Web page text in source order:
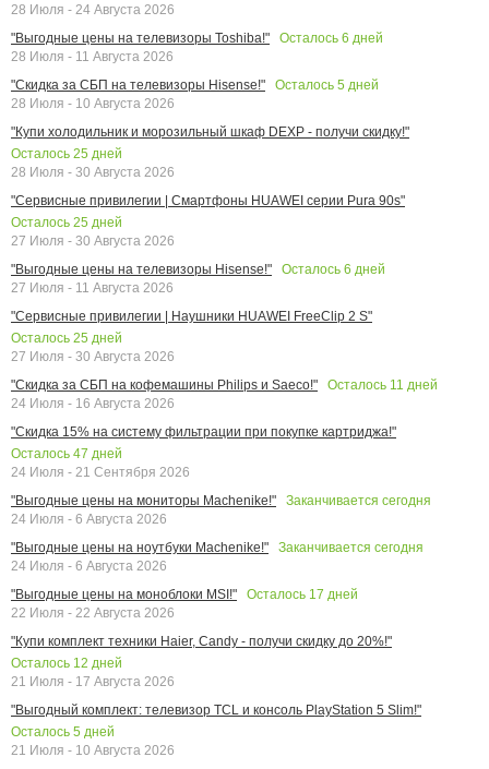
28 Июля - 24 Августа 2026
"Выгодные цены на телевизоры Toshiba!"
Осталось 6 дней
28 Июля - 11 Августа 2026
"Скидка за СБП на телевизоры Hisense!"
Осталось 5 дней
28 Июля - 10 Августа 2026
"Купи холодильник и морозильный шкаф DEXP - получи скидку!"
Осталось 25 дней
28 Июля - 30 Августа 2026
"Сервисные привилегии | Смартфоны HUAWEI серии Pura 90s"
Осталось 25 дней
27 Июля - 30 Августа 2026
"Выгодные цены на телевизоры Hisense!"
Осталось 6 дней
27 Июля - 11 Августа 2026
"Сервисные привилегии | Наушники HUAWEI FreeClip 2 S"
Осталось 25 дней
27 Июля - 30 Августа 2026
"Скидка за СБП на кофемашины Philips и Saeco!"
Осталось 11 дней
24 Июля - 16 Августа 2026
"Скидка 15% на систему фильтрации при покупке картриджа!"
Осталось 47 дней
24 Июля - 21 Сентября 2026
"Выгодные цены на мониторы Machenike!"
Заканчивается сегодня
24 Июля - 6 Августа 2026
"Выгодные цены на ноутбуки Machenike!"
Заканчивается сегодня
24 Июля - 6 Августа 2026
"Выгодные цены на моноблоки MSI!"
Осталось 17 дней
22 Июля - 22 Августа 2026
"Купи комплект техники Haier, Candy - получи скидку до 20%!"
Осталось 12 дней
21 Июля - 17 Августа 2026
"Выгодный комплект: телевизор TCL и консоль PlayStation 5 Slim!"
Осталось 5 дней
21 Июля - 10 Августа 2026